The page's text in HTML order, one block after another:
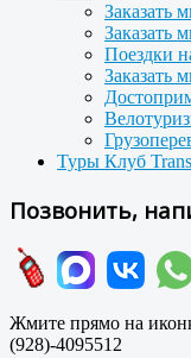
Заказать
Заказать
Поездки
Заказать
Туры Клуб
Позвонить,
Жмите прямо на
(928)-4095512